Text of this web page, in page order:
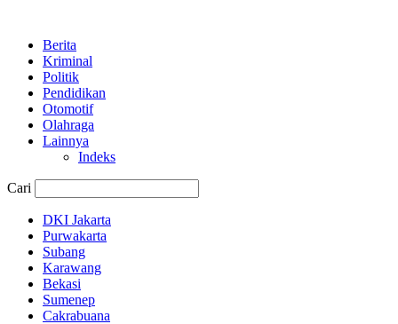
Berita
Kriminal
Politik
Pendidikan
Otomotif
Olahraga
Lainnya
Indeks
Cari
DKI Jakarta
Purwakarta
Subang
Karawang
Bekasi
Sumenep
Cakrabuana